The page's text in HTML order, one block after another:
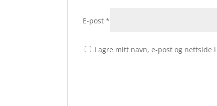
E-post*
Lagre mitt navn, e-post og nettside